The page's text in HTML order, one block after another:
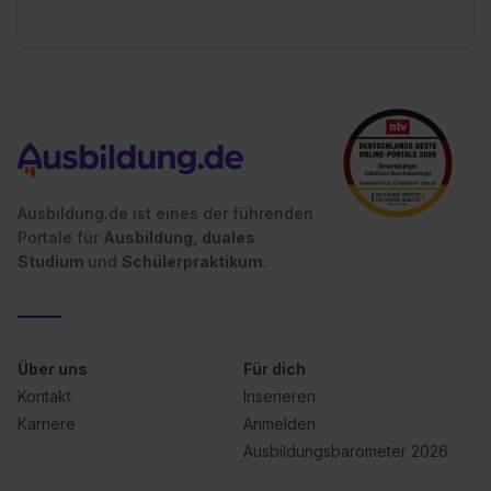
Wirkung für die Zukunft ganz oder teilweise über unsere
Datenschutzerklärung unter dem Punkt „Datenschutz-
Einstellungen“ widerrufen. Weitere Informationen zu den
einzelnen Cookies findest du durch Klick auf „Details
zeigen“. Weitere Informationen:Datenschutzerklärung
Impressum.
Ausbildung.de ist eines der führenden
Portale für Ausbildung, duales
Studium und Schülerpraktikum.
Über uns
Kontakt
Karriere
Für dich
Inserieren
Anmelden
Ausbildungsbarometer 2026